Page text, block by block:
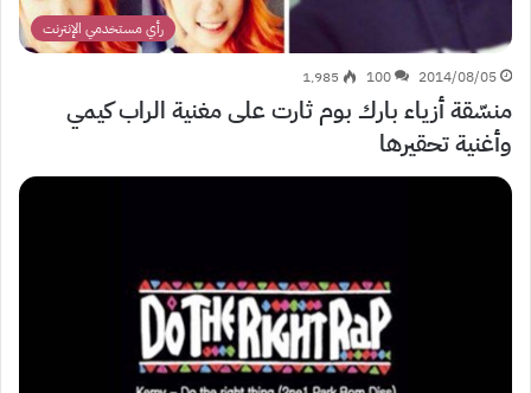
رأي مستخدمي الإنترنت
2014/08/05
100 1٬985
منسّقة أزياء بارك بوم ثارت على مغنية الراب كيمي
وأغنية تحقيرها